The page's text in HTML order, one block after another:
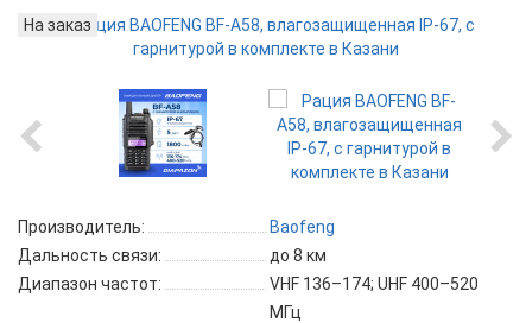
На заказ
Производитель:
Baofeng
Дальность связи:
до 8 км
Диапазон частот:
VHF 136–174; UHF 400–520
МГц